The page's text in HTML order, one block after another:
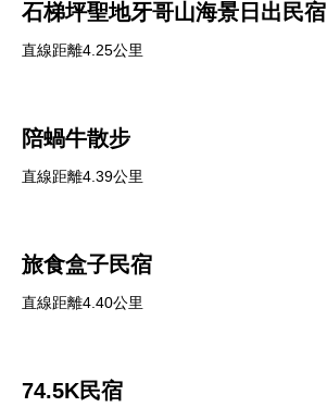
石梯坪聖地牙哥山海景日出民宿
直線距離4.25公里
陪蝸牛散步
直線距離4.39公里
旅食盒子民宿
直線距離4.40公里
74.5K民宿